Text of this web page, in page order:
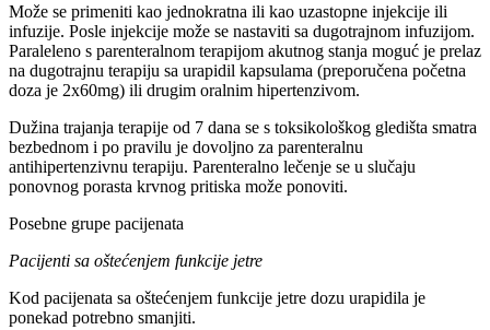
Može se primeniti kao jednokratna ili kao uzastopne injekcije ili
infuzije. Posle injekcije može se nastaviti sa dugotrajnom infuzijom.
Paraleleno s parenteralnom terapijom akutnog stanja moguć je prelaz
na dugotrajnu terapiju sa urapidil kapsulama (preporučena početna
doza je 2x60mg) ili drugim oralnim hipertenzivom.
Dužina trajanja terapije od 7 dana se s toksikološkog gledišta smatra
bezbednom i po pravilu je dovoljno za parenteralnu
antihipertenzivnu terapiju. Parenteralno lečenje se u slučaju
ponovnog porasta krvnog pritiska može ponoviti.
Posebne grupe pacijenata
Pacijenti sa oštećenjem funkcije jetre
Kod pacijenata sa oštećenjem funkcije jetre dozu urapidila je
ponekad potrebno smanjiti.